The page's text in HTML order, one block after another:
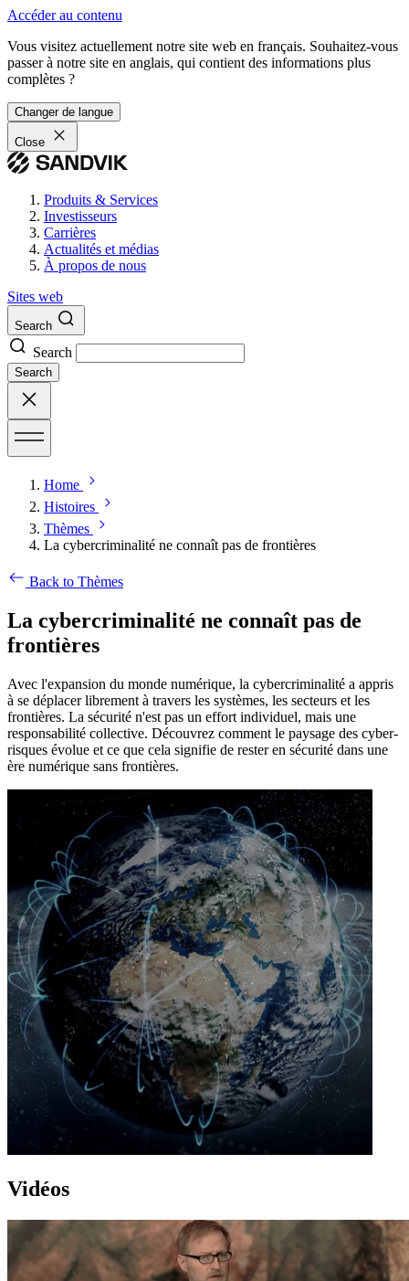
Accéder au contenu
Vous visitez actuellement notre site web en français. Souhaitez-vous
passer à notre site en anglais, qui contient des informations plus
complètes ?
Changer de langue
Close
Produits & Services
Investisseurs
Carrières
Actualités et médias
À propos de nous
Sites web
Search
Search
Search
Home
Histoires
Thèmes
La cybercriminalité ne connaît pas de frontières
Back to Thèmes
La cybercriminalité ne connaît pas de
frontières
Avec l'expansion du monde numérique, la cybercriminalité a appris
à se déplacer librement à travers les systèmes, les secteurs et les
frontières. La sécurité n'est pas un effort individuel, mais une
responsabilité collective. Découvrez comment le paysage des cyber-
risques évolue et ce que cela signifie de rester en sécurité dans une
ère numérique sans frontières.
Vidéos